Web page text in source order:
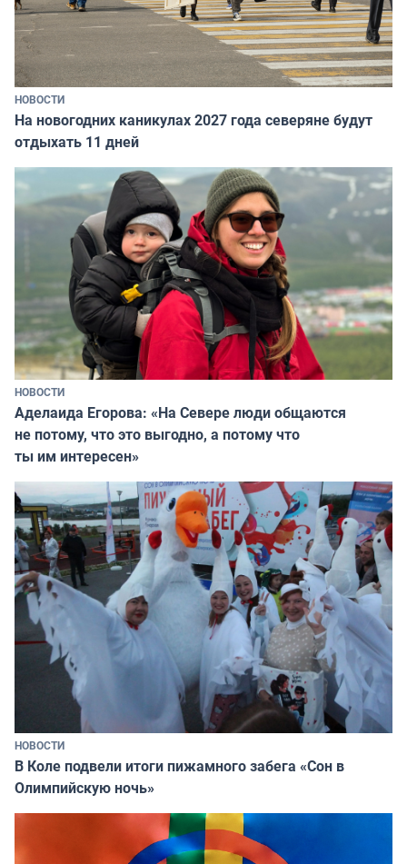
НОВОСТИ
На новогодних каникулах 2027 года северяне будут
отдыхать 11 дней
НОВОСТИ
Аделаида Егорова: «На Севере люди общаются
не потому, что это выгодно, а потому что
ты им интересен»
НОВОСТИ
В Коле подвели итоги пижамного забега «Сон в
Олимпийскую ночь»